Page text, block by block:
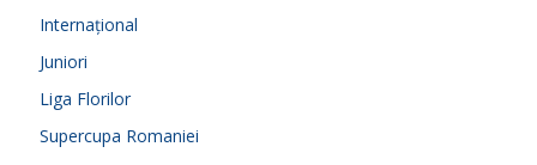
Internațional
Juniori
Liga Florilor
Supercupa Romaniei